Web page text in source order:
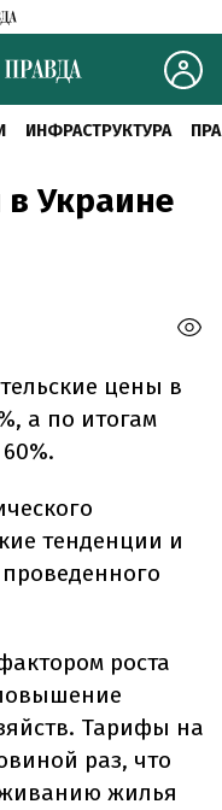
ИНФРАСТРУКТУРА
Украине
цены в
а по итогам
тенденции и
проведенного
роста
Тарифы на
раз, что
жилья